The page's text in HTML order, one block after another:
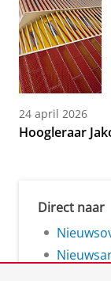
24 april 2026
Hoogleraar
Direct naar